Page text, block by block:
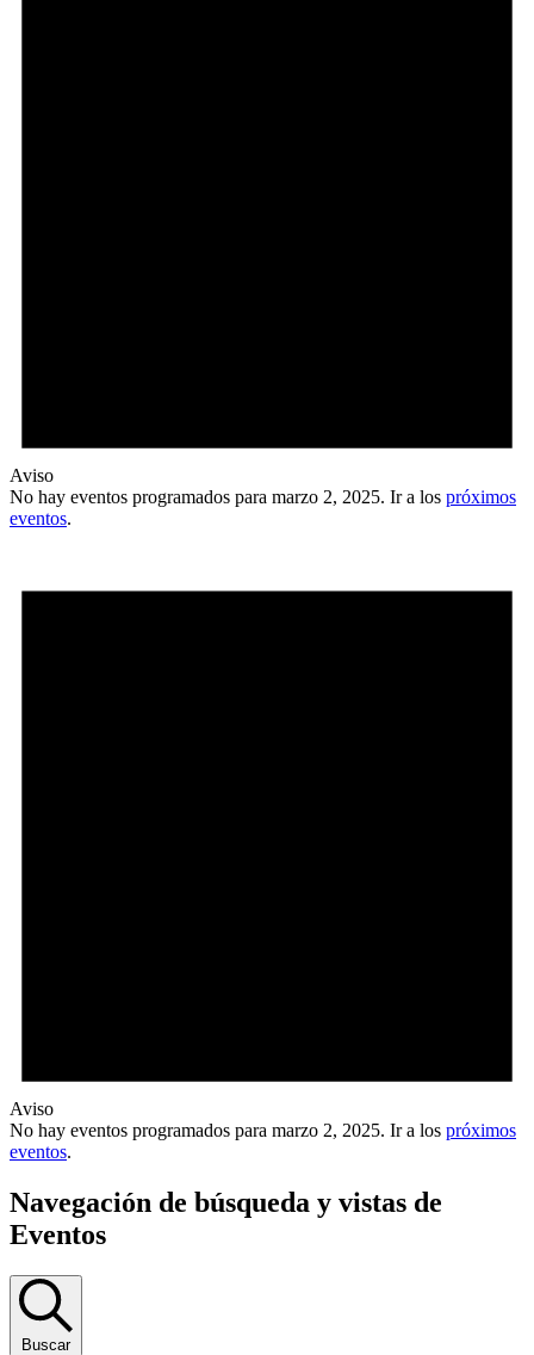
Aviso
No hay eventos programados para marzo 2, 2025. Ir a los próximos
eventos.
Aviso
No hay eventos programados para marzo 2, 2025. Ir a los próximos
eventos.
Navegación de búsqueda y vistas de
Eventos
Buscar